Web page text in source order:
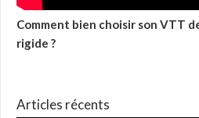
Comment bien choisir son VTT
rigide ?
Articles récents